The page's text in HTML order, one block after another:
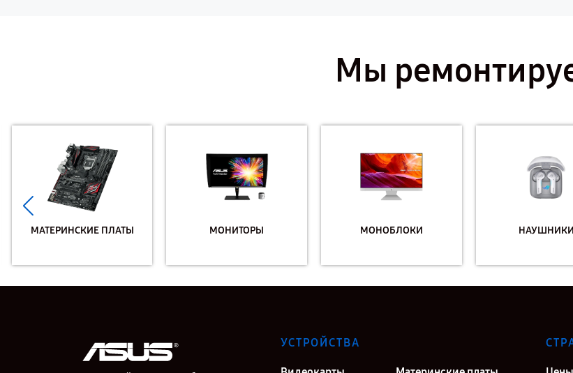
Мы
МАТЕРИНСКИЕ ПЛАТЫ МОНИТОРЫ МОНОБЛОКИ НАУШНИКИ
УСТРОЙСТВА